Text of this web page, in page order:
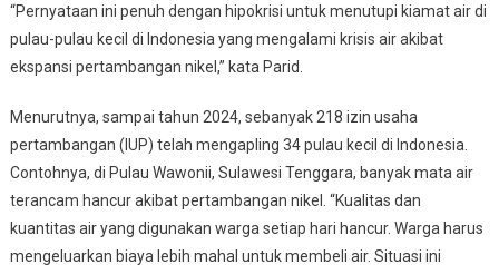
“Pernyataan ini penuh dengan hipokrisi untuk menutupi kiamat air di
pulau-pulau kecil di Indonesia yang mengalami krisis air akibat
ekspansi pertambangan nikel,” kata Parid.
Menurutnya, sampai tahun 2024, sebanyak 218 izin usaha
pertambangan (IUP) telah mengapling 34 pulau kecil di Indonesia.
Contohnya, di Pulau Wawonii, Sulawesi Tenggara, banyak mata air
terancam hancur akibat pertambangan nikel. “Kualitas dan
kuantitas air yang digunakan warga setiap hari hancur. Warga harus
mengeluarkan biaya lebih mahal untuk membeli air. Situasi ini